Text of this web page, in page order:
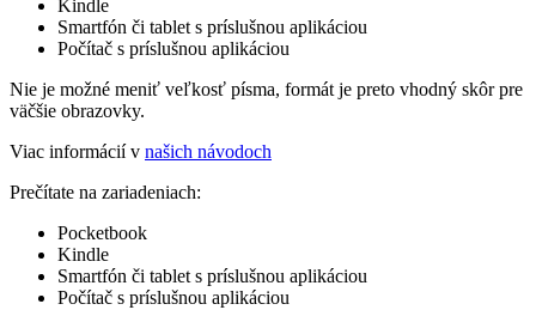
Kindle
Smartfón či tablet s príslušnou aplikáciou
Počítač s príslušnou aplikáciou
Nie je možné meniť veľkosť písma, formát je preto vhodný skôr pre
väčšie obrazovky.
Viac informácií v našich návodoch
Prečítate na zariadeniach:
Pocketbook
Kindle
Smartfón či tablet s príslušnou aplikáciou
Počítač s príslušnou aplikáciou